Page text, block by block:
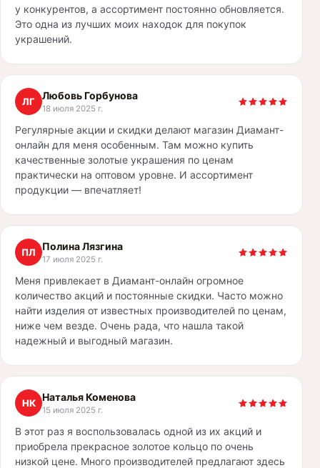
у конкурентов, а ассортимент постоянно обновляется.
Это одна из лучших моих находок для покупок
украшений.
ЛГ Любовь Горбунова
18 июля 2025 г.
Регулярные акции и скидки делают магазин Диамант-
онлайн для меня особенным. Там можно купить
качественные золотые украшения по ценам
практически на оптовом уровне. И ассортимент
продукции — впечатляет!
ПЛ Полина Лязгина
17 июля 2025 г.
Меня привлекает в Диамант-онлайн огромное
количество акций и постоянные скидки. Часто можно
найти изделия от известных производителей по ценам,
ниже чем везде. Очень рада, что нашла такой
надежный и выгодный магазин.
НК Наталья Коменова
15 июля 2025 г.
В этот раз я воспользовалась одной из их акций и
приобрела прекрасное золотое кольцо по очень
низкой цене. Много производителей предлагают здесь